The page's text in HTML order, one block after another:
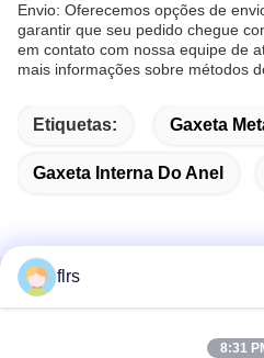
Envio: Oferecemos opções de
garantir que seu pedido chegue
em contato com nossa equipe de
mais informações sobre métodos
Etiquetas: Gaxeta
Gaxeta Interna Do Anel
Contato rápido
flrs
8:31